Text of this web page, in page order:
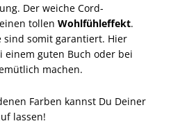
Der weiche Cord-
tollen Wohlfühleffekt.
sind somit garantiert. Hier
einem guten Buch oder bei
machen.
Farben kannst Du Deiner
lassen!